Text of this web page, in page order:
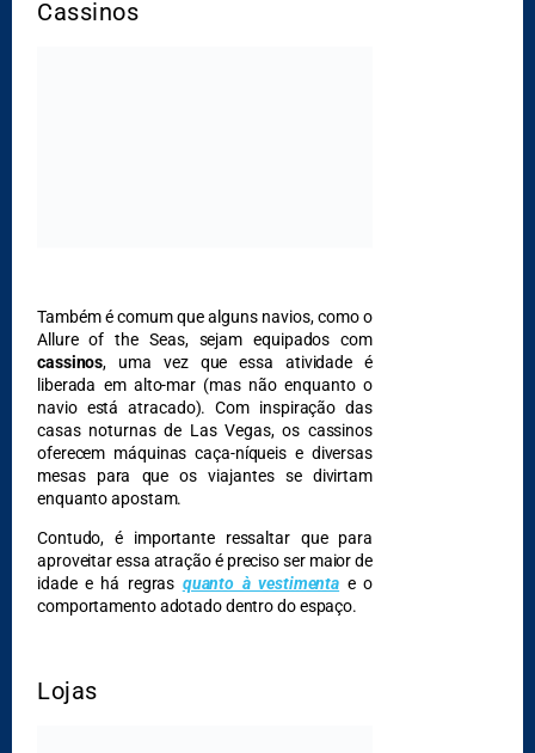
Cassinos
Também é comum que alguns navios, como o
Allure of the Seas, sejam equipados com
cassinos, uma vez que essa atividade é
liberada em alto-mar (mas não enquanto o
navio está atracado). Com inspiração das
casas noturnas de Las Vegas, os cassinos
oferecem máquinas caça-níqueis e diversas
mesas para que os viajantes se divirtam
enquanto apostam.
Contudo, é importante ressaltar que para
aproveitar essa atração é preciso ser maior de
idade e há regras quanto à vestimenta e o
comportamento adotado dentro do espaço.
Lojas